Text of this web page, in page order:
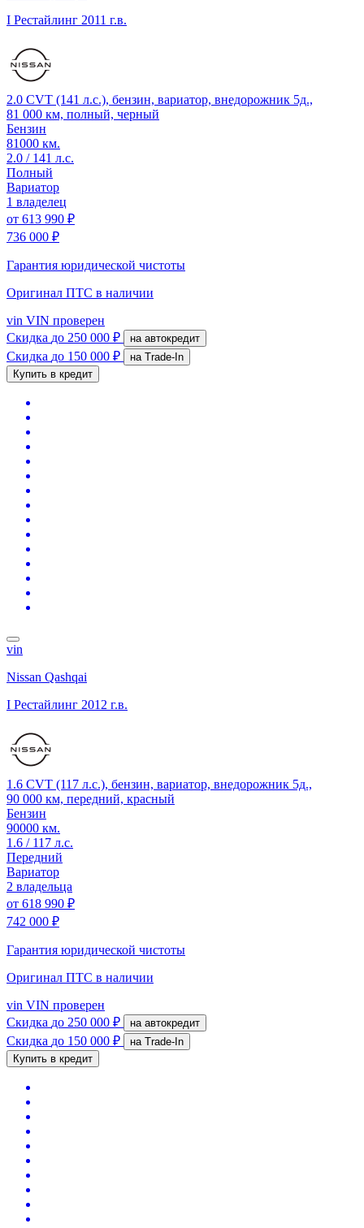
I Рестайлинг 2011 г.в.
2.0 CVT (141 л.с.), бензин, вариатор, внедорожник 5д.,
81 000 км, полный, черный
Бензин
81000 км.
2.0 / 141 л.с.
Полный
Вариатор
1 владелец
от 613 990 ₽
736 000 ₽
Гарантия юридической чистоты
Оригинал ПТС в наличии
vin VIN проверен
Скидка до 250 000 ₽ на автокредит
Скидка до 150 000 ₽
на Trade-In
Купить в кредит
vin
Nissan Qashqai
I Рестайлинг 2012 г.в.
1.6 CVT (117 л.с.), бензин, вариатор, внедорожник 5д.,
90 000 км, передний, красный
Бензин
90000 км.
1.6 / 117 л.с.
Передний
Вариатор
2 владельца
от 618 990 ₽
742 000 ₽
Гарантия юридической чистоты
Оригинал ПТС в наличии
vin VIN проверен
Скидка до 250 000 ₽ на автокредит
Скидка до 150 000 ₽
на Trade-In
Купить в кредит